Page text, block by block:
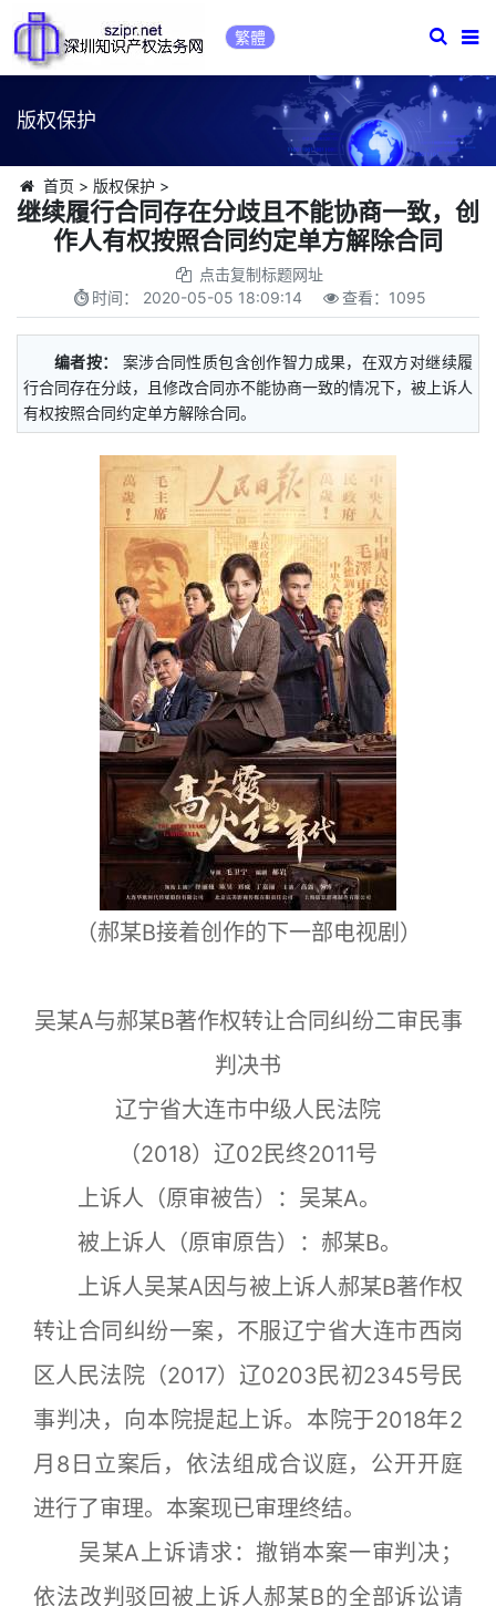
繁體
版权保护
首页 > 版权保护 >
继续履行合同存在分歧且不能协商一致，创
作人有权按照合同约定单方解除合同
点击复制标题网址
时间： 2020-05-05 18:09:14 查看： 1095
编者按：
案涉合同性质包含创作智力成果，在双方对继续履
行合同存在分歧，且修改合同亦不能协商一致的情况下，被上诉人
有权按照合同约定单方解除合同。
（郝某B接着创作的下一部电视剧）
吴某A与郝某B著作权转让合同纠纷二审民事
判决书
辽宁省大连市中级人民法院
（2018）辽02民终2011号
上诉人（原审被告）：吴某A。
被上诉人（原审原告）：郝某B。
上诉人吴某A因与被上诉人郝某B著作权
转让合同纠纷一案，不服辽宁省大连市西岗
区人民法院（2017）辽0203民初2345号民
事判决，向本院提起上诉。本院于2018年2
月8日立案后，依法组成合议庭，公开开庭
进行了审理。本案现已审理终结。
吴某A上诉请求：撤销本案一审判决；
依法改判驳回被上诉人郝某B的全部诉讼请